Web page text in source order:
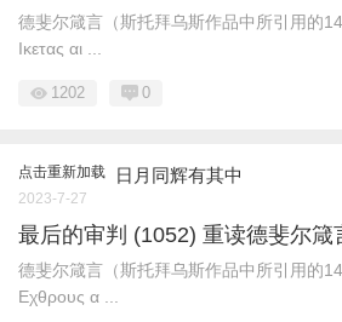
德斐尔箴言（斯托拜乌斯作品中所引用的
Ικετας αι ...
1202 0
点击重新加载 日月同辉有其中
2023-7-27
最后的审判 (1052) 重读德斐尔箴
德斐尔箴言（斯托拜乌斯作品中所引用的
Εχθρους α ...